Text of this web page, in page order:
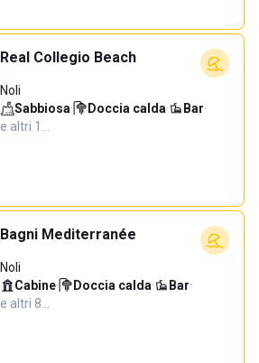
Real Collegio Beach
Noli
Sabbiosa· Doccia calda· Bar·
e altri 1…
Bagni Mediterranée
Noli
Cabine· Doccia calda· Bar·
e altri 8…